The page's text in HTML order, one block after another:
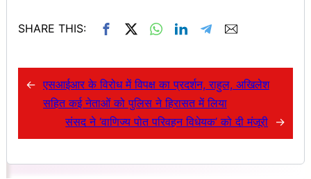
SHARE THIS:
← एसआईआर के विरोध में विपक्ष का प्रदर्शन, राहुल, अखिलेश
सहित कई नेताओं को पुलिस ने हिरासत में लिया
संसद ने ‘वाणिज्य पोत परिवहन विधेयक’ को दी मंजूरी →